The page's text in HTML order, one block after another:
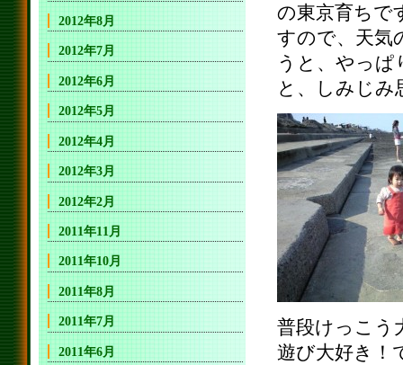
の東京育ちで
すので、天気
うと、やっぱ
と、しみじみ
普段けっこう
遊び大好き！
2012年8月
2012年7月
2012年6月
2012年5月
2012年4月
2012年3月
2012年2月
2011年11月
2011年10月
2011年8月
2011年7月
2011年6月